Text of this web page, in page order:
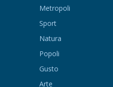
Metropoli
Sport
Natura
Popoli
Gusto
Arte